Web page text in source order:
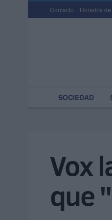
Contacto Horarios
SOCIEDAD
Vox
que